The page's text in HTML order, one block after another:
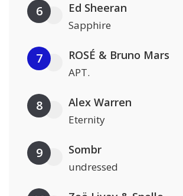
6 Ed Sheeran
Sapphire
7 ROSÉ & Bruno Mars
APT.
8 Alex Warren
Eternity
9 Sombr
undressed